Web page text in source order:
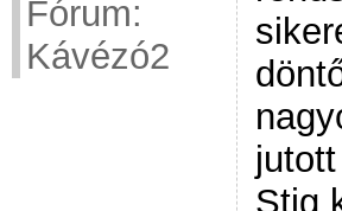
Fórum:
Kávézó2
Stig